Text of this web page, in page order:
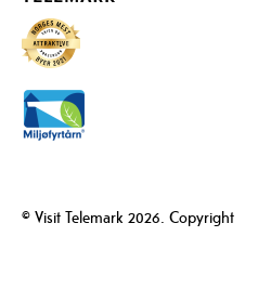
© Visit Telemark 2026. Copyright